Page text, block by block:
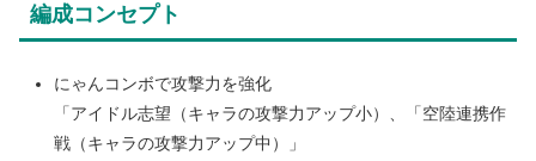
編成コンセプト
にゃんコンボで攻撃力を強化
「アイドル志望（キャラの攻撃力アップ小）、「空陸連携作
戦（キャラの攻撃力アップ中）」